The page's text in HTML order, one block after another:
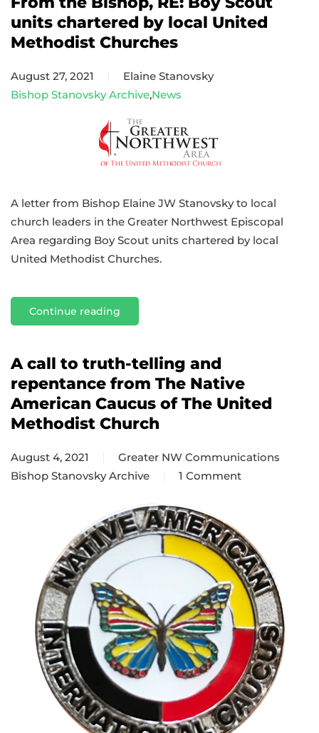
units chartered by local United
Methodist Churches
August 27, 2021
Elaine Stanovsky
Bishop Stanovsky Archive,News
A letter from Bishop Elaine JW Stanovsky to local
church leaders in the Greater Northwest Episcopal
Area regarding Boy Scout units chartered by local
United Methodist Churches.
Continue reading
A call to truth-telling and
repentance from The Native
American Caucus of The United
Methodist Church
August 4, 2021
Greater NW Communications
Bishop Stanovsky Archive
1 Comment
on
call
to
truth-
telling
and
repentance
from
The
Native
American
Caucus
of